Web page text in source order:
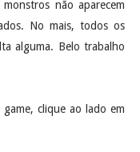
não aparecem
No mais, todos os
alguma. Belo trabalho
clique ao lado em